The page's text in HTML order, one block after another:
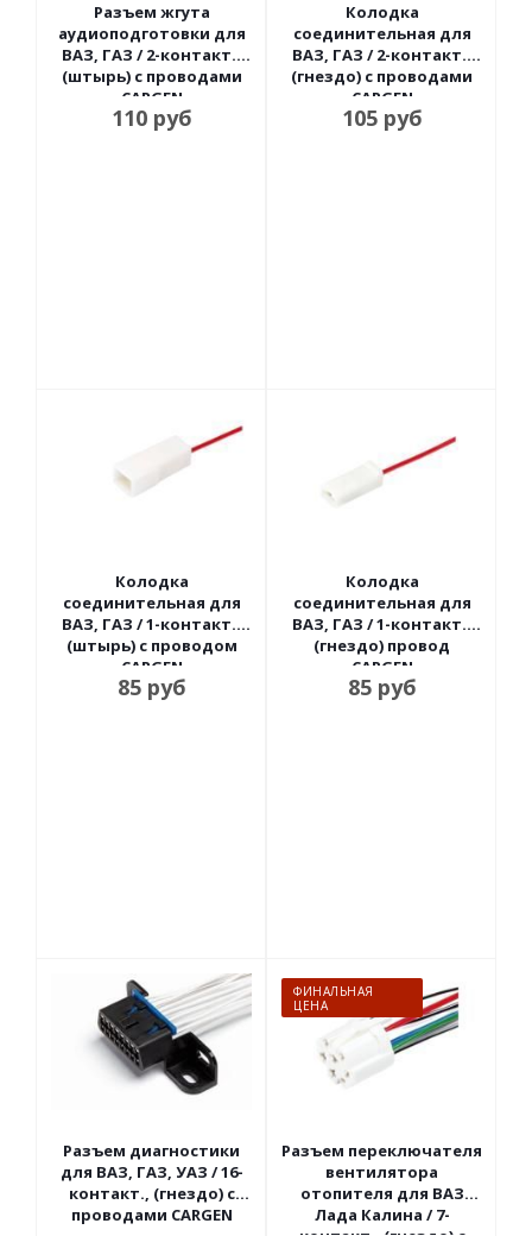
Разъем жгута
аудиоподготовки для
ВАЗ, ГАЗ / 2-контакт.,
(штырь) с проводами
CARGEN
110руб
Колодка
соединительная для
ВАЗ, ГАЗ / 2-контакт.,
(гнездо) с проводами
CARGEN
105руб
Колодка
соединительная для
ВАЗ, ГАЗ / 1-контакт.,
(штырь) с проводом
CARGEN
85руб
Колодка
соединительная для
ВАЗ, ГАЗ / 1-контакт.,
(гнездо) провод
CARGEN
85руб
Разъем диагностики
для ВАЗ, ГАЗ, УАЗ / 16-
контакт., (гнездо) с
проводами CARGEN
ФИНАЛЬНАЯ
ЦЕНА
Разъем переключателя
вентилятора
отопителя для ВАЗ
Лада Калина / 7-